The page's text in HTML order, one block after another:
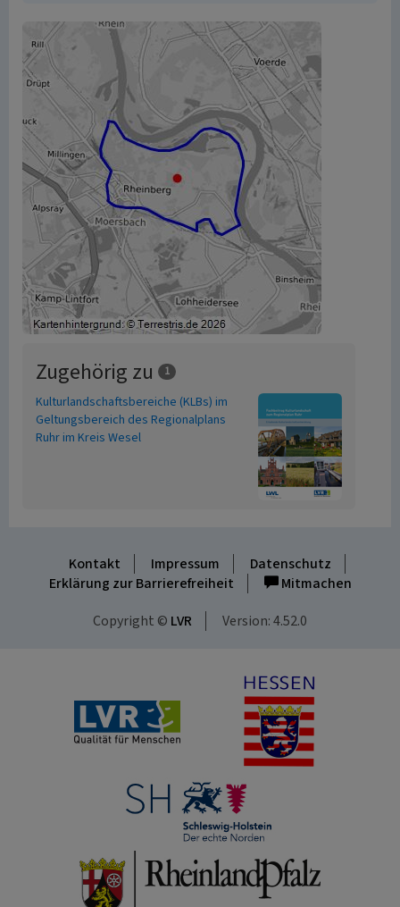
Zugehörig zu 1
Kulturlandschaftsbereiche (KLBs) im
Geltungsbereich des Regionalplans
Ruhr im Kreis Wesel
Kontakt Impressum
Datenschutz
Erklärung zur Barrierefreiheit
Mitmachen
Copyright © LVR Version: 4.52.0